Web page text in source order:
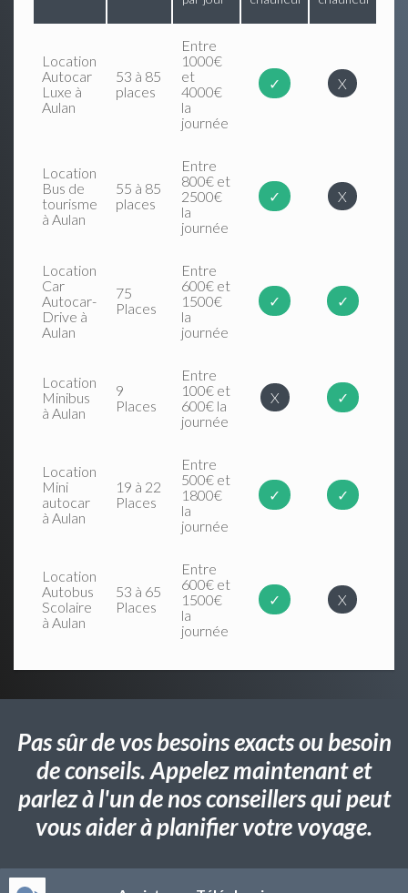
Location
Autocar
Luxe à
Aulan
53 à 85
places
Entre
1000€
et
4000€
la
journée
✓ X
Location
Bus de
tourisme
à Aulan
55 à 85
places
Entre
800€ et
2500€
la
journée
✓ X
Location
Car
Autocar-
Drive à
Aulan
75
Places
Entre
600€ et
1500€
la
journée
✓ ✓
Location
Minibus
à Aulan
9
Places
Entre
100€ et
600€ la
journée
X ✓
Location
Mini
autocar
à Aulan
19 à 22
Places
Entre
500€ et
1800€
la
journée
✓ ✓
Location
Autobus
Scolaire
à Aulan
53 à 65
Places
Entre
600€ et
1500€
la
journée
✓ X
Pas sûr de vos besoins exacts ou besoin
de conseils. Appelez maintenant et
parlez à l'un de nos conseillers qui peut
vous aider à planifier votre voyage.